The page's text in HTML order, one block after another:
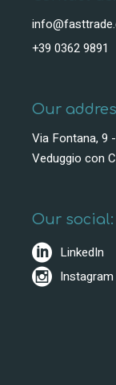
+39 0362 9891
Our
Via Fontana, 9
Veduggio con
Our social:
LinkedIn
Instagram